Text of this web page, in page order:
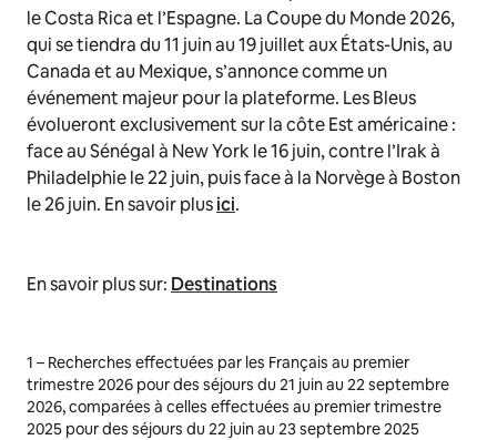
le Costa Rica et l’Espagne. La Coupe du Monde 2026,
qui se tiendra du 11 juin au 19 juillet aux États-Unis, au
Canada et au Mexique, s’annonce comme un
événement majeur pour la plateforme. Les Bleus
évolueront exclusivement sur la côte Est américaine :
face au Sénégal à New York le 16 juin, contre l’Irak à
Philadelphie le 22 juin, puis face à la Norvège à Boston
le 26 juin. En savoir plusici.
En savoir plus sur: Destinations
1 – Recherches effectuées par les Français au premier
trimestre 2026 pour des séjours du 21 juin au 22 septembre
2026, comparées à celles effectuées au premier trimestre
2025 pour des séjours du 22 juin au 23 septembre 2025